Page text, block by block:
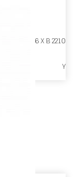
Ш 452 X Г 446 X В 2210
Y